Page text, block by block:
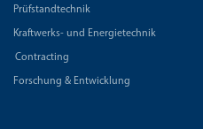
Prüfstandtechnik
Kraftwerks- und Energietechnik
Contracting
Forschung & Entwicklung